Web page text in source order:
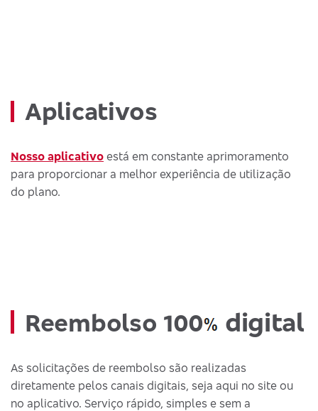
Aplicativos
Nosso aplicativo está em constante aprimoramento
para proporcionar a melhor experiência de utilização
do plano.
Reembolso 100 digital
As solicitações de reembolso são realizadas
diretamente pelos canais digitais, seja aqui no site ou
no aplicativo. Serviço rápido, simples e sem a